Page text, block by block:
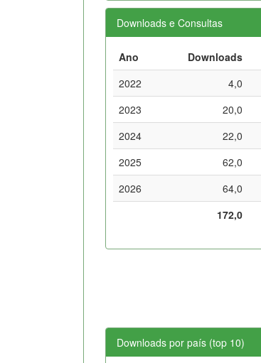
Downloads e Consultas
Ano Downloads
2022
4,0
2023
20,0
2024
22,0
2025
62,0
2026
64,0
172,0
Downloads por país (top 10)